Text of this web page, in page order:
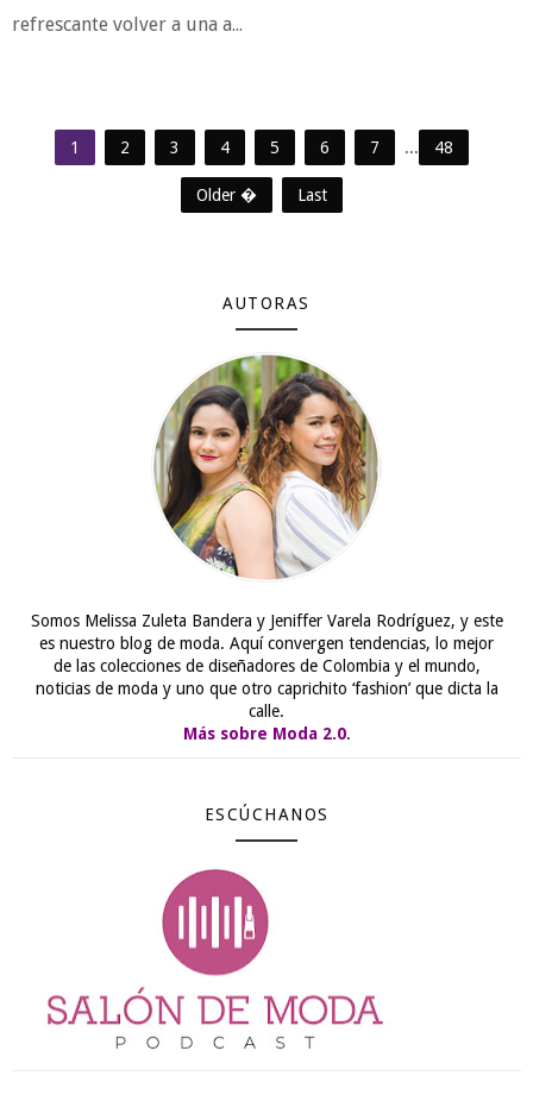
refrescante volver a una a...
1 2 3 4 5 6 7 ... 48
Older � Last
AUTORAS
Somos Melissa Zuleta Bandera y Jeniffer Varela Rodríguez, y este
es nuestro blog de moda. Aquí convergen tendencias, lo mejor
de las colecciones de diseñadores de Colombia y el mundo,
noticias de moda y uno que otro caprichito ‘fashion’ que dicta la
calle.
Más sobre Moda 2.0.
ESCÚCHANOS